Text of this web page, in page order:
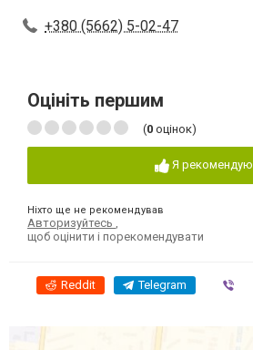
+380 (5662) 5-02-47
Оцініть першим
(0 оцінок)
Я рекомендую
Ніхто ще не рекомендував
Авторизуйтесь
щоб оцінити і порекомендувати
Reddit Telegram